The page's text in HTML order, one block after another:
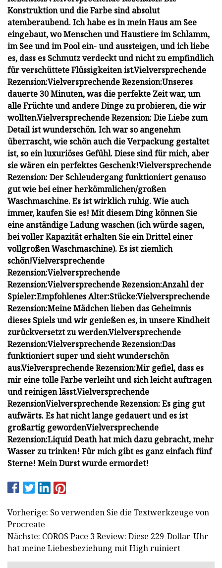
Konstruktion und die Farbe sind absolut
atemberaubend. Ich habe es in mein Haus am See
eingebaut, wo Menschen und Haustiere im Schlamm,
im See und im Pool ein- und aussteigen, und ich liebe
es, dass es Schmutz verdeckt und nicht zu empfindlich
für verschüttete Flüssigkeiten ist.Vielversprechende
Rezension:Vielversprechende Rezension:Unseres
dauerte 30 Minuten, was die perfekte Zeit war, um
alle Früchte und andere Dinge zu probieren, die wir
wollten.Vielversprechende Rezension:Die Liebe zum
Detail ist wunderschön. Ich war so angenehm
überrascht, wie schön auch die Verpackung gestaltet
ist, so ein luxuriöses Gefühl. Diese sind für mich, aber
sie wären ein perfektes Geschenk!Vielversprechende
Rezension:Der Schleudergang funktioniert genauso
gut wie bei einer herkömmlichen/großen
Waschmaschine. Es ist wirklich ruhig.Wie auch
immer, kaufen Sie es! Mit diesem Ding können Sie
eine anständige Ladung waschen (ich würde sagen,
bei voller Kapazität erhalten Sie ein Drittel einer
vollgroßen Waschmaschine). Es ist ziemlich
schön!Vielversprechende
Rezension:Vielversprechende
Rezension:Vielversprechende Rezension:Anzahl der
Spieler:Empfohlenes Alter:Stücke:Vielversprechende
Rezension:Meine Mädchen lieben das Geheimnis
dieses Spiels und wir genießen es, in unsere Kindheit
zurückversetzt zu werden.Vielversprechende
Rezension:Vielversprechende Rezension:Das
funktioniert super und sieht wunderschön
aus.Vielversprechende Rezension:Mir gefiel, dass es
mir eine tolle Farbe verleiht und sich leicht auftragen
und reinigen lässt.Vielversprechende
RezensionVielversprechende Rezension:Es ging gut
aufwärts. Es hat nicht lange gedauert und es ist
großartig gewordenVielversprechende
Rezension:Liquid Death hat mich dazu gebracht, mehr
Wasser zu trinken! Für mich gibt es ganz einfach fünf
Sterne! Mein Durst wurde ermordet!
Vorherige: So verwenden Sie die Textwerkzeuge von
Procreate
Nächste: COROS Pace 3 Review: Diese 229-Dollar-Uhr
hat meine Liebesbeziehung mit High ruiniert